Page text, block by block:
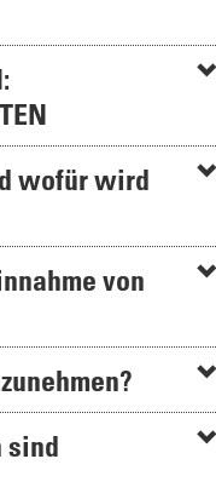
wofür wird
von
sind